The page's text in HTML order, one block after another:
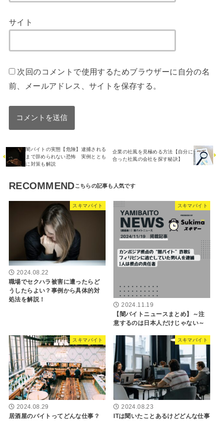
サイト
次回のコメントで使用するためブラウザーに自分の名
前、メールアドレス、サイトを保存する。
闇バイトの実態【危険】逮捕される
まで辞められない恐怖 実例ととも
に対策も解説
企業の社風を見極める方法【自分に
合った社風の会社を探す秘訣】
RECOMMEND
スキマバイト
2024.08.22
職場でセクハラ被害に遭ったらど
うしたらよい？事例から具体的対
処法を解説！
スキマバイト
2024.11.19
【闇バイトニュースまとめ】～注
意するのは日本人だけじゃない～
スキマバイト
2024.08.29
居酒屋のバイトってどんな仕事？
スキマバイト
2024.08.23
ITは聞いたことあるけどどんな仕事